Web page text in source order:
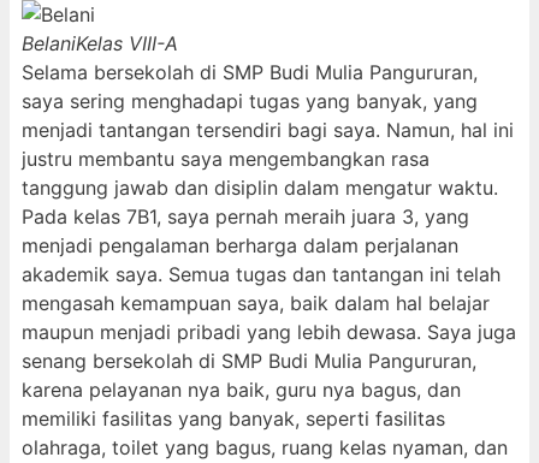
BelaniKelas VIII-A
Selama bersekolah di SMP Budi Mulia Pangururan,
saya sering menghadapi tugas yang banyak, yang
menjadi tantangan tersendiri bagi saya. Namun, hal ini
justru membantu saya mengembangkan rasa
tanggung jawab dan disiplin dalam mengatur waktu.
Pada kelas 7B1, saya pernah meraih juara 3, yang
menjadi pengalaman berharga dalam perjalanan
akademik saya. Semua tugas dan tantangan ini telah
mengasah kemampuan saya, baik dalam hal belajar
maupun menjadi pribadi yang lebih dewasa. Saya juga
senang bersekolah di SMP Budi Mulia Pangururan,
karena pelayanan nya baik, guru nya bagus, dan
memiliki fasilitas yang banyak, seperti fasilitas
olahraga, toilet yang bagus, ruang kelas nyaman, dan